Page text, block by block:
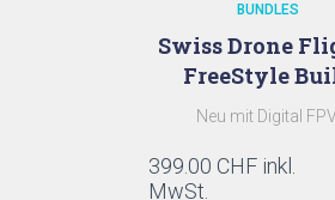
BUNDLES
Swiss Drone
FreeStyle
Neu mit Digital
399.00 CHF inkl.
MwSt.